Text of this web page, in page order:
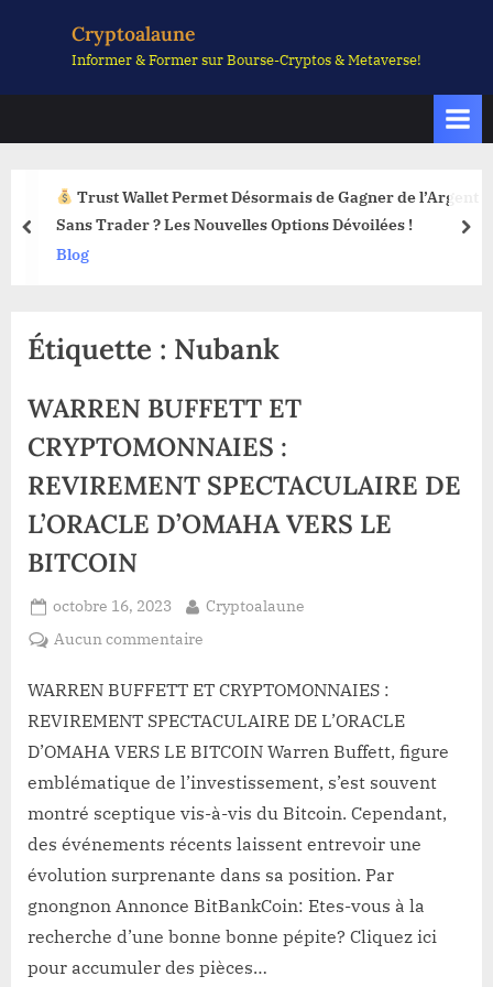
Cryptoalaune
Informer & Former sur Bourse-Cryptos & Metaverse!
Trust Wallet Permet Désormais de Gagner de l’Argent
Sans Trader ? Les Nouvelles Options Dévoilées !
Blog
prev
Étiquette : Nubank
WARREN BUFFETT ET
CRYPTOMONNAIES :
REVIREMENT SPECTACULAIRE DE
L’ORACLE D’OMAHA VERS LE
BITCOIN
Posted
on
octobre 16, 2023 By
Cryptoalaune
Aucun commentaire
BUFFETT
ET
REVIREMENT
SPECTACULAIRE
DE
L’ORACLE
D’OMAHA
LE
BITCOIN
WARREN BUFFETT ET CRYPTOMONNAIES :
REVIREMENT SPECTACULAIRE DE L’ORACLE
D’OMAHA VERS LE BITCOIN Warren Buffett, figure
emblématique de l’investissement, s’est souvent
montré sceptique vis-à-vis du Bitcoin. Cependant,
des événements récents laissent entrevoir une
évolution surprenante dans sa position. Par
gnongnon Annonce BitBankCoin: Etes-vous à la
recherche d’une bonne bonne pépite? Cliquez ici
pour accumuler des pièces…